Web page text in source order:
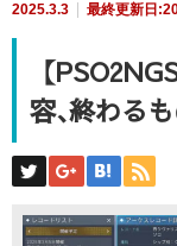
2025.3.3 最終更新日
【
容､終わる